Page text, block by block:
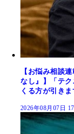
【お悩み相談
なし』】「テ
くる方が引きま
2026年08月07日